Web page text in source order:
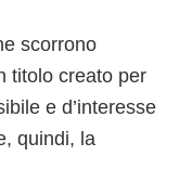
scorrono
titolo creato per
e d’interesse
quindi, la